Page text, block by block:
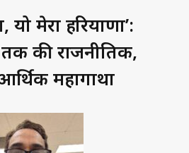
यो मेरा हरियाणा’:
की राजनीतिक,
महागाथा